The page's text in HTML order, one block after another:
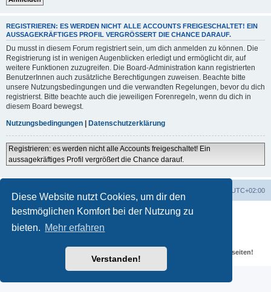
Diese Website nutzt Cookies, um dir den
bestmöglichen Komfort bei der Nutzung zu
bieten. Mehr erfahren
Verstanden!
REGISTRIEREN: ES WERDEN NICHT ALLE ACCOUNTS FREIGESCHALTET! EIN
AUSSAGEKRÄFTIGES PROFIL VERGRÖSSERT DIE CHANCE DARAUF.
Du musst in diesem Forum registriert sein, um dich anmelden zu können. Die
Registrierung ist in wenigen Augenblicken erledigt und ermöglicht dir, auf
weitere Funktionen zuzugreifen. Die Board-Administration kann registrierten
BenutzerInnen auch zusätzliche Berechtigungen zuweisen. Beachte bitte
unsere Nutzungsbedingungen und die verwandten Regelungen, bevor du dich
registrierst. Bitte beachte auch die jeweiligen Forenregeln, wenn du dich in
diesem Board bewegst.
Nutzungsbedingungen
Datenschutzerklärung
Registrieren: es werden nicht alle Accounts freigeschaltet! Ein
aussagekräftiges Profil vergrößert die Chance darauf.
UTC+02:00
Powered byphpBB ® Forum Software © phpBB Limited
Deutsche Übersetzung durch
Datenschutz
Datenschutzbestimmungen und weiteren Regeln der externen Webseiten!